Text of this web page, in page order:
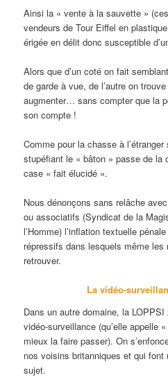
Ainsi la « vente à la sauvette »
vendeurs de Tour Eiffel en
érigée en délit donc susceptible
Alors que d’un coté on fait
de garde à vue, de l’autre on
augmenter… sans compter que la
son compte !
Comme pour la chasse à
stupéfiant le « bâton » passe de
case « fait élucidé ».
Nous dénonçons sans relâche
ou associatifs (Syndicat de la
l’Homme) l’inflation textuelle
répressifs dans lesquels même
retrouver.
La vidéo-
Dans un autre domaine, la
vidéo-surveillance (qu’elle appelle
mieux la faire passer). On
nos voisins britanniques et qui font
sujet.